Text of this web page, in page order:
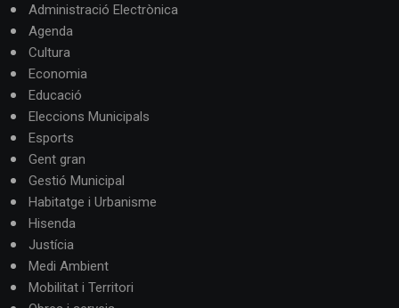
Administració Electrònica
Agenda
Cultura
Economia
Educació
Eleccions Municipals
Esports
Gent gran
Gestió Municipal
Habitatge i Urbanisme
Hisenda
Justícia
Medi Ambient
Mobilitat i Territori